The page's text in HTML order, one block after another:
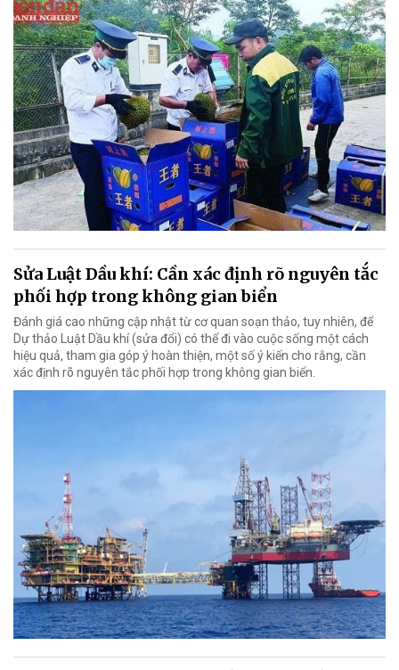
Sửa Luật Dầu khí: Cần xác định rõ nguyên tắc
phối hợp trong không gian biển
Đánh giá cao những cập nhật từ cơ quan soạn thảo, tuy nhiên, để
Dự thảo Luật Dầu khí (sửa đổi) có thể đi vào cuộc sống một cách
hiệu quả, tham gia góp ý hoàn thiện, một số ý kiến cho rằng, cần
xác định rõ nguyên tắc phối hợp trong không gian biển.